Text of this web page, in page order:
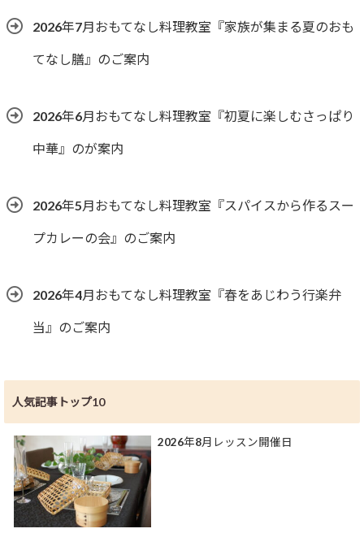
2026年7月おもてなし料理教室『家族が集まる夏のおも
てなし膳』のご案内
2026年6月おもてなし料理教室『初夏に楽しむさっぱり
中華』のが案内
2026年5月おもてなし料理教室『スパイスから作るスー
プカレーの会』のご案内
2026年4月おもてなし料理教室『春をあじわう行楽弁
当』のご案内
人気記事トップ10
2026年8月レッスン開催日